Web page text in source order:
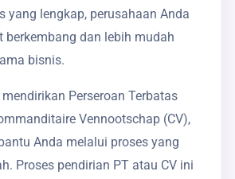
yang lengkap, perusahaan Anda
berkembang dan lebih mudah
bisnis.
Perseroan Terbatas
Vennootschap (CV),
Anda melalui proses yang
Proses pendirian PT atau CV ini